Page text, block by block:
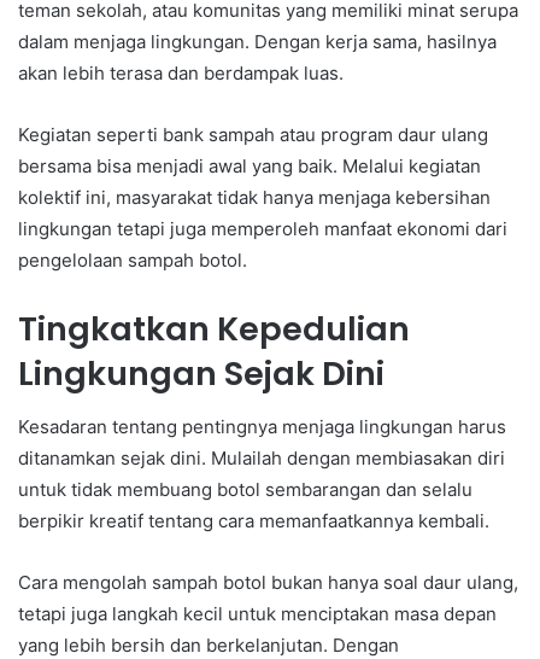
teman sekolah, atau komunitas yang memiliki minat serupa
dalam menjaga lingkungan. Dengan kerja sama, hasilnya
akan lebih terasa dan berdampak luas.
Kegiatan seperti bank sampah atau program daur ulang
bersama bisa menjadi awal yang baik. Melalui kegiatan
kolektif ini, masyarakat tidak hanya menjaga kebersihan
lingkungan tetapi juga memperoleh manfaat ekonomi dari
pengelolaan sampah botol.
Tingkatkan Kepedulian
Lingkungan Sejak Dini
Kesadaran tentang pentingnya menjaga lingkungan harus
ditanamkan sejak dini. Mulailah dengan membiasakan diri
untuk tidak membuang botol sembarangan dan selalu
berpikir kreatif tentang cara memanfaatkannya kembali.
Cara mengolah sampah botol bukan hanya soal daur ulang,
tetapi juga langkah kecil untuk menciptakan masa depan
yang lebih bersih dan berkelanjutan. Dengan